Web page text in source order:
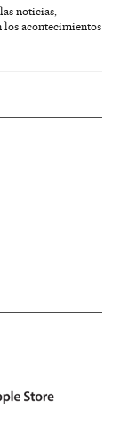
noticias,
los acontecimientos